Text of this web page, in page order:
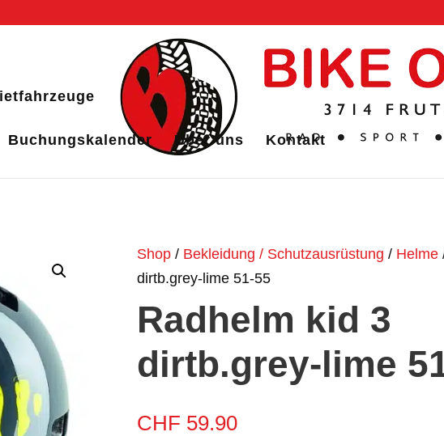
Buchungskalender Über uns Kontakt
Shop/ Bekleidung / Schutzausrüstung / Helme
dirtb.grey-lime 51-55
Radhelm kid 3
dirtb.grey-lime
CHF 59.90